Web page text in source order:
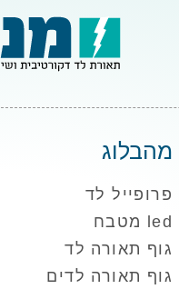
מהבלוג
פרופייל לד
led מטבח
גוף תאורה לד
גוף תאורה לדים